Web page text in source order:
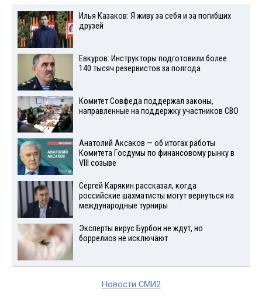
Илья Казаков: Я живу за себя и за погибших
друзей
Евкуров: Инструкторы подготовили более
140 тысяч резервистов за полгода
Комитет Совфеда поддержал законы,
направленные на поддержку участников СВО
Анатолий Аксаков — об итогах работы
Комитета Госдумы по финансовому рынку в
VIII созыве
Сергей Карякин рассказал, когда
российские шахматисты могут вернуться на
международные турниры
Эксперты вирус Бурбон не ждут, но
боррелиоз не исключают
Новости СМИ2